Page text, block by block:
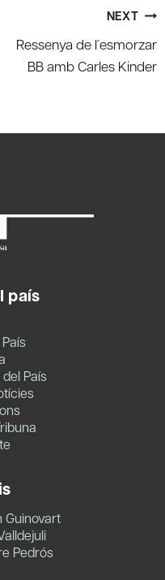
NEXT
Ressenya de l´esmorzar
BB amb Carles Kinder
país
País
Guinovart
Pedrós